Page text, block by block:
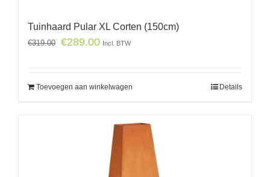
Tuinhaard Pular XL Corten (150cm)
€319.00 €289.00 Incl. BTW
Toevoegen aan winkelwagen Details